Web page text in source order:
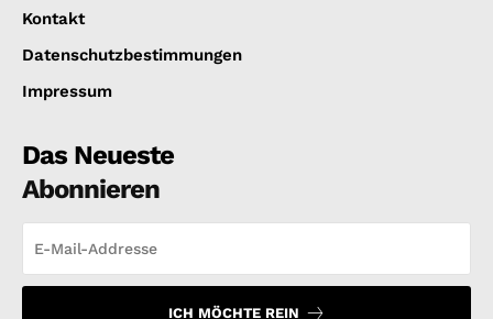
Kontakt
Datenschutzbestimmungen
Impressum
Das Neueste
Abonnieren
ICH MÖCHTE REIN